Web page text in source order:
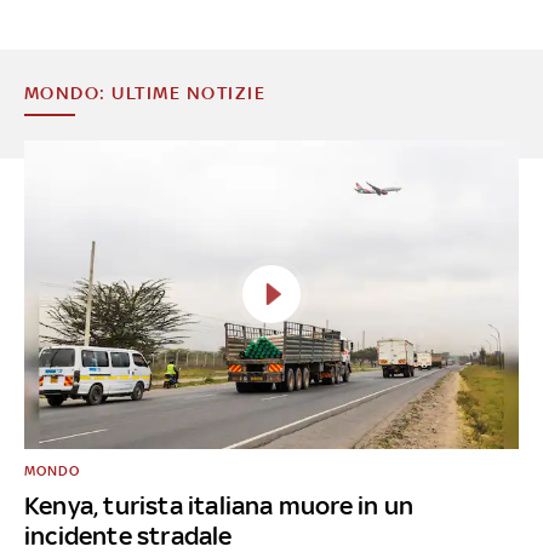
MONDO: ULTIME NOTIZIE
Kenya, turista italiana muore in un
incidente stradale
MONDO